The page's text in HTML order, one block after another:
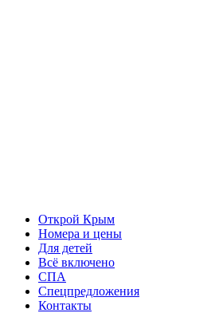
Открой Крым
Номера и цены
Для детей
Всё включено
СПА
Спецпредложения
Контакты